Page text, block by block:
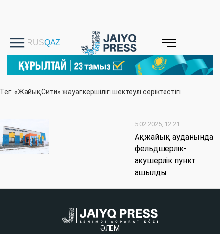
Тег: «ЖайықСити» жауапкершілігі шектеулі серіктестігі
5.02.2025, 12:21
Ақжайық ауданында
фельдшерлік-
акушерлік пункт
ашылды
ӘЛЕМ